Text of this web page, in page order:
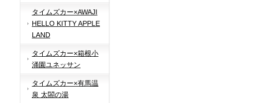
タイムズカー×AWAJI
HELLO KITTY APPLE
LAND
タイムズカー×箱根小
涌園ユネッサン
タイムズカー×有馬温
泉 太閤の湯